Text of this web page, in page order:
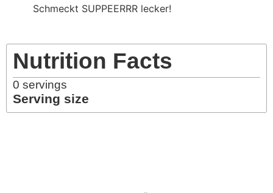
Schmeckt SUPPEERRR lecker!
Nutrition Facts
0 servings
Serving size